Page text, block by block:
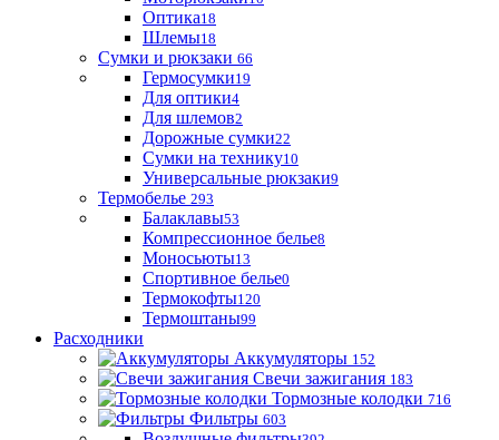
Оптика18
Шлемы18
Сумки и рюкзаки 66
Гермосумки19
Для оптики4
Для шлемов2
Дорожные сумки22
Сумки на технику10
Универсальные рюкзаки9
Термобелье 293
Балаклавы53
Компрессионное белье8
Моносьюты13
Спортивное белье0
Термокофты120
Термоштаны99
Расходники
Аккумуляторы 152
Свечи зажигания 183
Тормозные колодки 716
Фильтры 603